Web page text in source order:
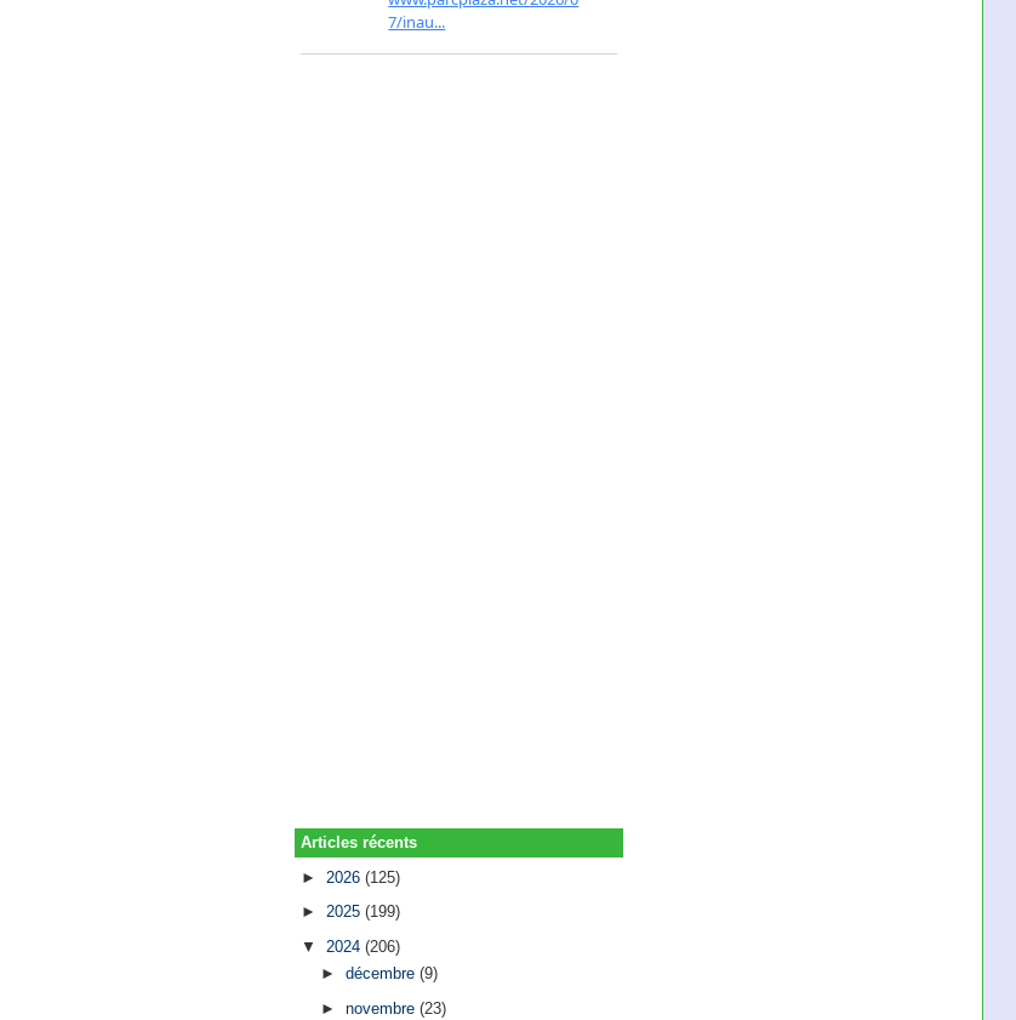
Articles récents
► 2026(125)
►2025(199)
▼2024(206)
► décembre (9)
► novembre (23)